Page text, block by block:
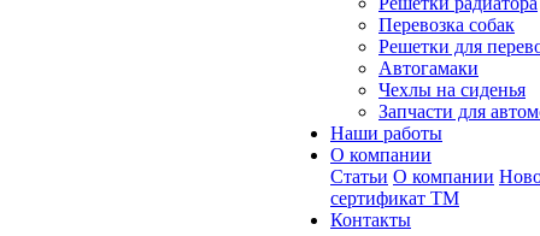
Перевозка собак
Решетки для
Автогамаки
Чехлы на сиденья
Запчасти для
Наши работы
О компании
Статьи О компании
сертификат ТМ
Контакты